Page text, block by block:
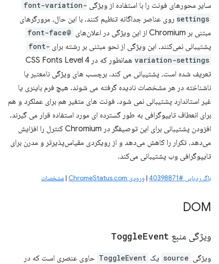
سایر محورهای فونت را با استفاده از ویژگی font-variation-
settings روی عناصر جداگانه تنظیم کنند. با این حال، مرورگرهای
مبتنی بر Chromium از این ویژگی در اعلان‌های
@font-face
پشتیبانی نمی‌کنند. این ویژگی از نحو مبتنی بر رشته برای font-
variation-settings
همانطور که در CSS Fonts Level 4
تعریف شده است، پشتیبانی می کند. برچسب های ویژگی نامعتبر یا
ناشناخته در هر مشخصات نادیده گرفته می شوند. هیچ فرم باینری یا
غیر استاندارد پشتیبانی نمی شود. فونت های متغیر هم برای عملکرد و هم
برای انعطاف تایپوگرافی به طور گسترده ای مورد استفاده قرار می گیرند.
افزودن پشتیبانی برای این توصیفگر در Chromium کنترل را افزایش
می‌دهد، تکرار را کاهش می‌دهد و از رویکردی مقیاس‌پذیرتر و مدرن برای
تایپوگرافی وب پشتیبانی می‌کند.
باگ ردیابی #40398871 |ورودی ChromeStatus.com | مشخصات
DOM
ویژگی منبع ToggleEvent
ویژگی source یک ToggleEvent حاوی عنصری است که در